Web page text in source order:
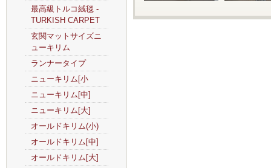
最高級トルコ絨毯 -
TURKISH CARPET
玄関マットサイズニ
ューキリム
ランナータイプ
ニューキリム[小
ニューキリム[中]
ニューキリム[大]
オールドキリム(小)
オールドキリム[中]
オールドキリム[大]